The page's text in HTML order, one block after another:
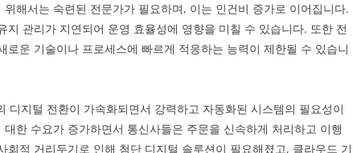
해서는 숙련된 전문가가 필요하며, 이는 인건비 증가로 이어집니다.
관리가 지연되어 운영 효율성에 영향을 미칠 수 있습니다. 또한 전
운 기술이나 프로세스에 빠르게 적응하는 능력이 제한될 수 있습니
디지털 전환이 가속화되면서 강력하고 자동화된 시스템의 필요성이
한 수요가 증가하면서 통신사들은 주문을 신속하게 처리하고 이행
적 거리두기로 인해 첨단 디지털 솔루션이 필요해졌고, 클라우드 기